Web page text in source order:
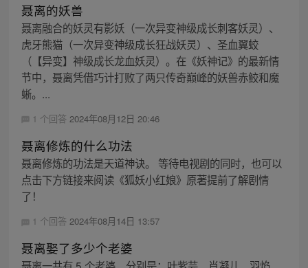
聂离的妖兽
聂离融合的妖灵有影妖（一次异变神级成长刺客妖灵）、
虎牙熊猫（一次异变神级成长狂战妖灵）、圣血翼蛟
（【异变】神级成长龙血妖灵）。在《妖神记》的最新情
节中，聂离凭借巧计打败了两只传奇巅峰的妖兽赤鲛和魔
蜥。...
1 个回答 2024年08月12日 20:46
聂离修炼的什么功法
聂离修炼的功法是天道神诀。 等待电视剧的同时，也可以
点击下方链接来阅读《狐妖小红娘》原著提前了解剧情
了！
1 个回答 2024年08月14日 13:57
聂离娶了多少个老婆